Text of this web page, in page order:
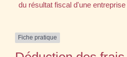
du résultat fiscal d'une entreprise
Fiche pratique